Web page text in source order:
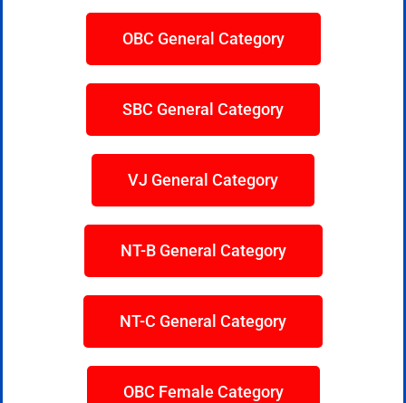
OBC General Category
SBC General Category
VJ General Category
NT-B General Category
NT-C General Category
OBC Female Category